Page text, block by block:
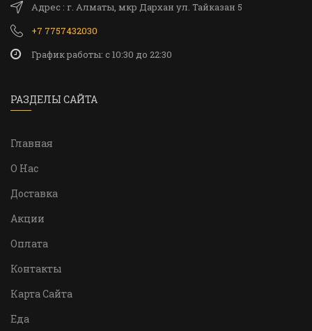
Адрес : г. Алматы, мкр Дархан ул. Тайказан 5
+7 7757432030
График работы: c 10:30 до 22:30
РАЗДЕЛЫ САЙТА
Главная
О Нас
Доставка
Акции
Оплата
Контакты
Карта Сайта
Еда